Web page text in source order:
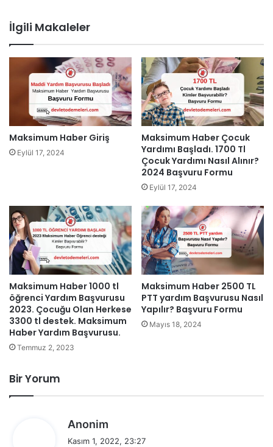
İlgili Makaleler
Maksimum Haber Giriş
Eylül 17, 2024
Maksimum Haber Çocuk
Yardımı Başladı. 1700 Tl
Çocuk Yardımı Nasıl Alınır?
2024 Başvuru Formu
Eylül 17, 2024
Maksimum Haber 1000 tl
öğrenci Yardım Başvurusu
2023. Çocuğu Olan Herkese
3300 tl destek. Maksimum
Haber Yardım Başvurusu.
Temmuz 2, 2023
Maksimum Haber 2500 TL
PTT yardım Başvurusu Nasıl
Yapılır? Başvuru Formu
Mayıs 18, 2024
Bir Yorum
Anonim
e
Kasım 1, 2022, 23:27